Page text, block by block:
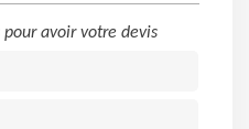
avoir votre devis